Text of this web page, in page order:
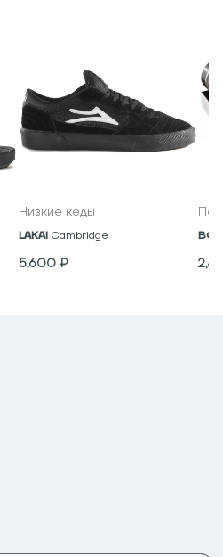
Низкие кеды
LAKAI Cambridge
5,600 ₽